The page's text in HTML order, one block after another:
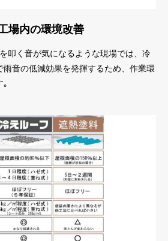
場内の環境改善
叩く音が気になるような現場では、冷
雨音の低減効果を発揮するため、作業環
｡